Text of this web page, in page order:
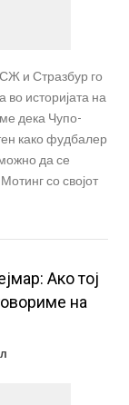
и Стразбур го
историјата на
дека Чупо-
како фудбалер
да се
со својот
Ако тој
на